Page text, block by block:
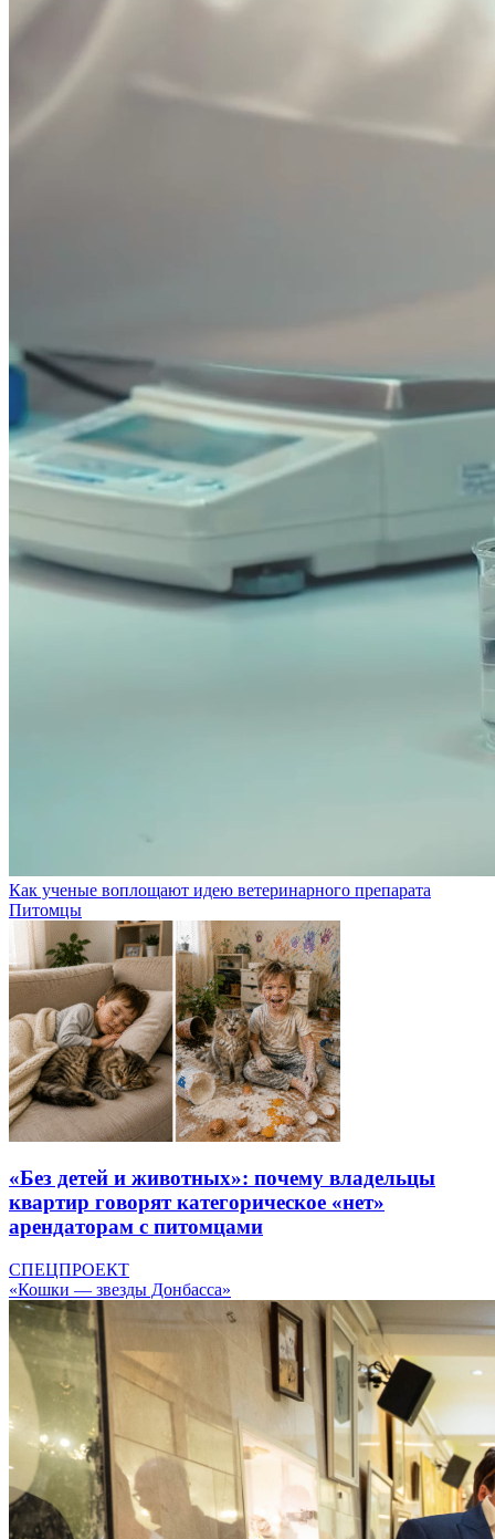
Как ученые воплощают идею ветеринарного препарата
Питомцы
«Без детей и животных»: почему владельцы
квартир говорят категорическое «нет»
арендаторам с питомцами
СПЕЦПРОЕКТ
«Кошки — звезды Донбасса»